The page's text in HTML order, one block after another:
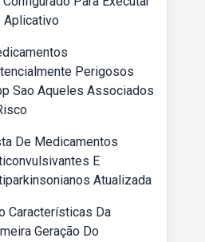
Aplicativo
Perigosos
Sao Aqueles Associados
De Medicamentos
E
Atualizada
Características Da
Geração Do